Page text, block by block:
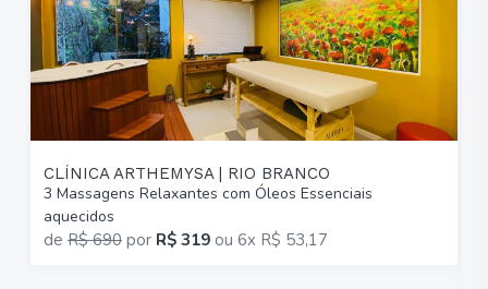
CLÍNICA ARTHEMYSA | RIO BRANCO
3 Massagens Relaxantes com Óleos Essenciais
aquecidos
de R$ 690 por R$ 319 ou 6x R$ 53,17